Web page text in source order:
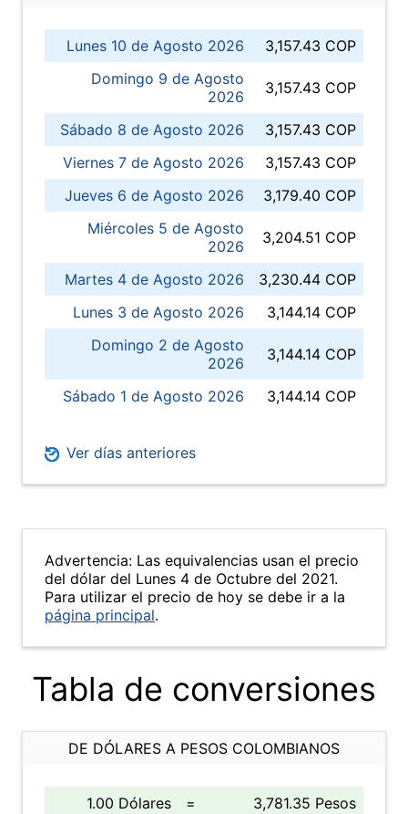
Lunes 10 de Agosto 2026
3,157.43 COP
Domingo 9 de Agosto
2026
3,157.43 COP
Sábado 8 de Agosto 2026
3,157.43 COP
Viernes 7 de Agosto 2026
3,157.43 COP
Jueves 6 de Agosto 2026
3,179.40 COP
Miércoles 5 de Agosto
2026
3,204.51 COP
Martes 4 de Agosto 2026
3,230.44 COP
Lunes 3 de Agosto 2026
3,144.14 COP
Domingo 2 de Agosto
2026
3,144.14 COP
Sábado 1 de Agosto 2026 3,144.14 COP
Ver días anteriores
Advertencia: Las equivalencias usan el precio
del dólar del Lunes 4 de Octubre del 2021.
Para utilizar el precio de hoy se debe ir a la
página principal.
Tabla de conversiones
DE DÓLARES A PESOS COLOMBIANOS
1.00 Dólares =
3,781.35 Pesos